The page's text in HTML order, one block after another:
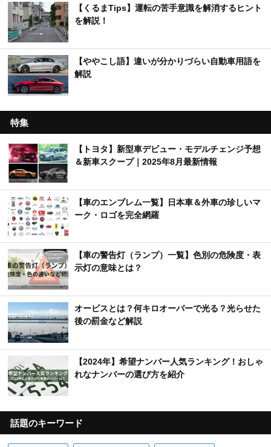
【くるまTips】運転の苦手意識を解消するヒント
を解説！
【ややこし語】違いが分かりづらい自動車用語を
解説
特集
【トヨタ】新型車デビュー・モデルチェンジ予想
＆新車スクープ｜2025年8月最新情報
【車のエンブレム一覧】日本車＆外車の珍しいマ
ーク・ロゴを完全網羅
【車の警告灯（ランプ）一覧】色別の危険度・表
示灯の意味とは？
オービスとは？何キロオーバーで光る？光らせた
後の罰金など解説
【2024年】希望ナンバー人気ランキング！おしゃ
れなナンバーの選び方を紹介
話題のキーワード